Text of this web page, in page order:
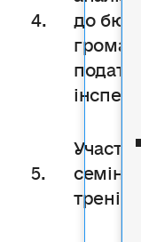
4. до
5.
Участь